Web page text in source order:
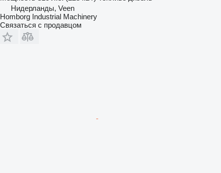
Нидерланды, Veen
Homborg Industrial Machinery
Связаться с продавцом